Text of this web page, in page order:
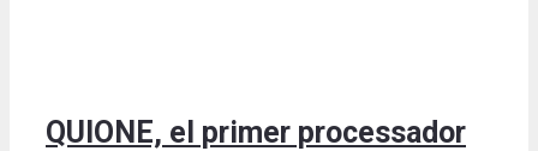
QUIONE, el primer processador